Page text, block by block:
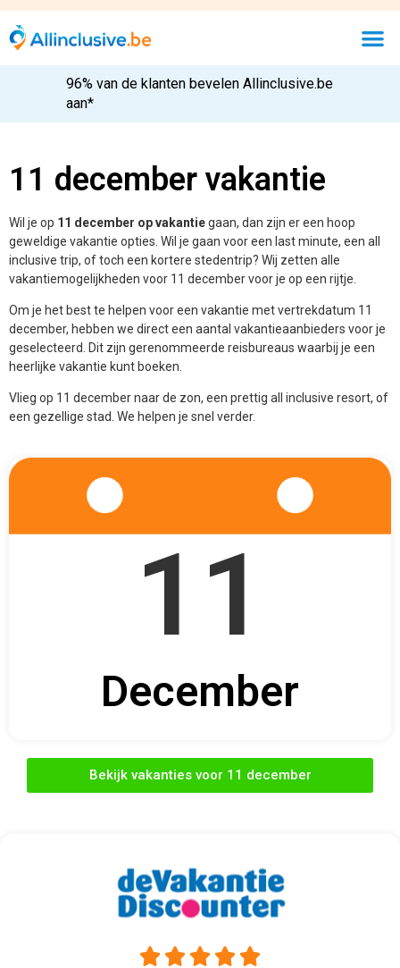
96% van de klanten bevelen Allinclusive.be
aan*
11 december vakantie
Wil je op 11 december op vakantiegaan, dan zijn er een hoop
geweldige vakantie opties. Wil je gaan voor een last minute, een all
inclusive trip, of toch een kortere stedentrip? Wij zetten alle
vakantiemogelijkheden voor 11 december voor je op een rijtje.
Om je het best te helpen voor een vakantie met vertrekdatum 11
december, hebben we direct een aantal vakantieaanbieders voor je
geselecteerd. Dit zijn gerenommeerde reisbureaus waarbij je een
heerlijke vakantie kunt boeken.
Vlieg op 11 december naar de zon, een prettig all inclusive resort, of
een gezellige stad. We helpen je snel verder.
11
December
Bekijk vakanties voor 11 december
    